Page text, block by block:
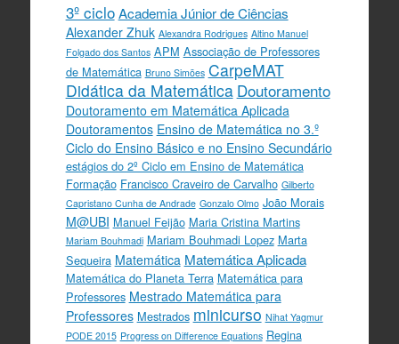
3º ciclo Academia Júnior de Ciências
Alexander Zhuk Alexandra Rodrigues Altino Manuel
Folgado dos Santos APM Associação de Professores
de Matemática Bruno Simões CarpeMAT
Didática da Matemática Doutoramento
Doutoramento em Matemática Aplicada
Doutoramentos Ensino de Matemática no 3.º
Ciclo do Ensino Básico e no Ensino Secundário
estágios do 2º Ciclo em Ensino de Matemática
Formação Francisco Craveiro de Carvalho Gilberto
Capristano Cunha de Andrade Gonzalo Olmo João Morais
M@UBI Manuel Feijão Maria Cristina Martins
Mariam Bouhmadi Mariam Bouhmadi Lopez Marta
Sequeira Matemática Matemática Aplicada
Matemática do Planeta Terra Matemática para
Professores Mestrado Matemática para
Professores Mestrados minicurso Nihat Yagmur
PODE 2015 Progress on Difference Equations Regina